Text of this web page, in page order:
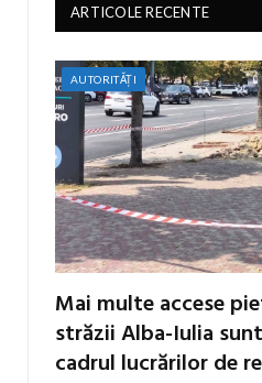
ARTICOLE RECENTE
AUTORITĂȚI
Mai multe accese
străzii Alba-Iulia
cadrul lucrărilor de